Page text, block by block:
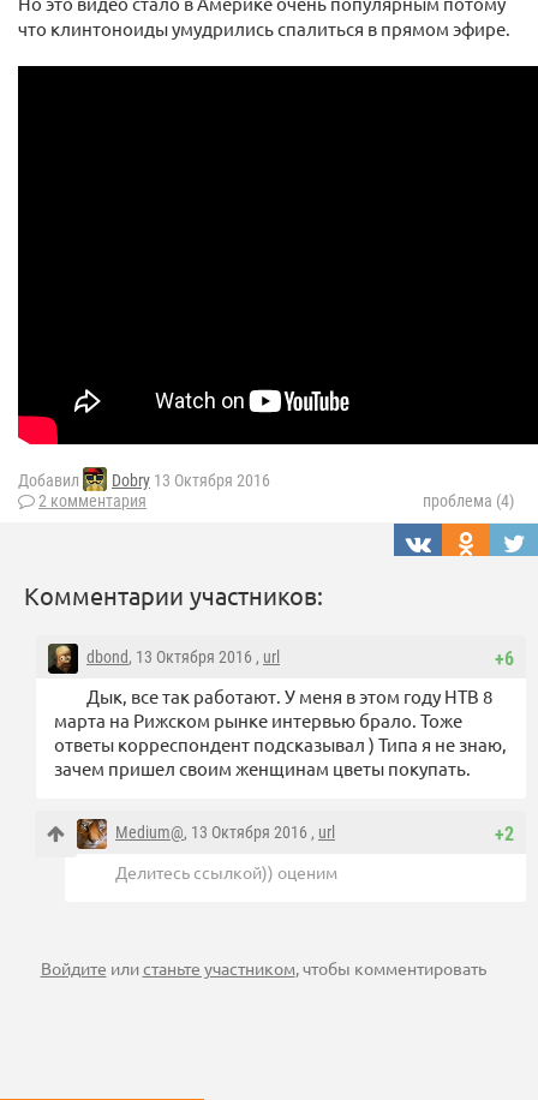
что клинтоноиды умудрились спалиться в прямом эфире.
Добавил Dobry 13 Октября 2016
2 комментария
проблема (4)
Комментарии участников:
+6
dbond, 13 Октября 2016 , url
Дык, все так работают. У меня в этом году НТВ 8
марта на Рижском рынке интервью брало. Тоже
ответы корреспондент подсказывал ) Типа я не знаю,
зачем пришел своим женщинам цветы покупать.
+2
Medium@, 13 Октября 2016 , url
Делитесь ссылкой)) оценим
Войдите илистаньте участником, чтобы комментировать